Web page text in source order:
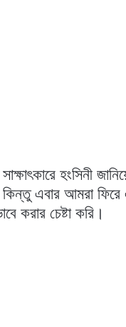
হংসিনী
এবার আমরা
করার চেষ্টা করি।